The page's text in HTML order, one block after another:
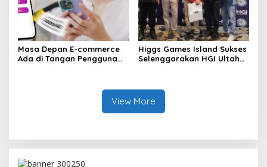
Masa Depan E-commerce
Ada di Tangan Pengguna
Higgs Games Island Sukses
Selenggarakan HGI Ultah
View More